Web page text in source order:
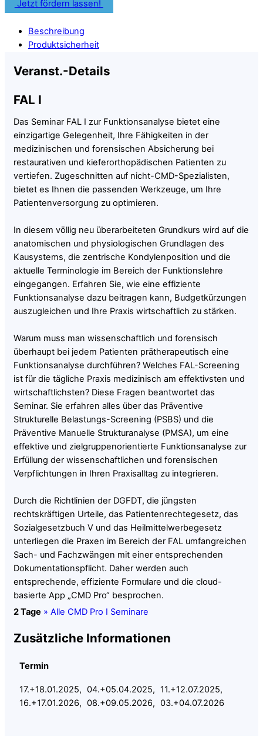
Jetzt fördern lassen!
Beschreibung
Produktsicherheit
Veranst.-Details
FAL I
Das Seminar FAL I zur Funktionsanalyse bietet eine
einzigartige Gelegenheit, Ihre Fähigkeiten in der
medizinischen und forensischen Absicherung bei
restaurativen und kieferorthopädischen Patienten zu
vertiefen. Zugeschnitten auf nicht-CMD-Spezialisten,
bietet es Ihnen die passenden Werkzeuge, um Ihre
Patientenversorgung zu optimieren.
In diesem völlig neu überarbeiteten Grundkurs wird auf die
anatomischen und physiologischen Grundlagen des
Kausystems, die zentrische Kondylenposition und die
aktuelle Terminologie im Bereich der Funktionslehre
eingegangen. Erfahren Sie, wie eine effiziente
Funktionsanalyse dazu beitragen kann, Budgetkürzungen
auszugleichen und Ihre Praxis wirtschaftlich zu stärken.
Warum muss man wissenschaftlich und forensisch
überhaupt bei jedem Patienten prätherapeutisch eine
Funktionsanalyse durchführen? Welches FAL-Screening
ist für die tägliche Praxis medizinisch am effektivsten und
wirtschaftlichsten? Diese Fragen beantwortet das
Seminar. Sie erfahren alles über das Präventive
Strukturelle Belastungs-Screening (PSBS) und die
Präventive Manuelle Strukturanalyse (PMSA), um eine
effektive und zielgruppenorientierte Funktionsanalyse zur
Erfüllung der wissenschaftlichen und forensischen
Verpflichtungen in Ihren Praxisalltag zu integrieren.
Durch die Richtlinien der DGFDT, die jüngsten
rechtskräftigen Urteile, das Patientenrechtegesetz, das
Sozialgesetzbuch V und das Heilmittelwerbegesetz
unterliegen die Praxen im Bereich der FAL umfangreichen
Sach- und Fachzwängen mit einer entsprechenden
Dokumentationspflicht. Daher werden auch
entsprechende, effiziente Formulare und die cloud-
basierte App „CMD Pro“ besprochen.
2 Tage » Alle CMD Pro I Seminare
Zusätzliche Informationen
Termin
17.+18.01.2025, 04.+05.04.2025, 11.+12.07.2025,
16.+17.01.2026, 08.+09.05.2026, 03.+04.07.2026